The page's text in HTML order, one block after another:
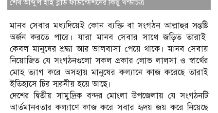
শেখ আব্দুল হাই ব্লাড ফাউন্ডেশনের কিছু খন্ডচিত্র
মানব সেবার মধ্যদিয়েই কোন ব্যক্তি বা সংগঠন আল্লাহুর সন্তষ্টি
অর্জন করতে পারে। যারা মানব সেবার সাথে জড়িত তারাই
কেবল মানুষের শ্রদ্ধা আর ভালবাসা পেয়ে থাকে। মানব সেবায়
নিয়োজিত যে সংগঠনগুলো সকল প্রকার লোভ লালসা ও স্বার্থের
মোহ ত্যাগ করে অসহায় মানুষের কল্যানে কাজ করেছে তারাই
ইতিহাসে চির স্মরনীয় হয়ে আছে।
দেশের দ্বিতীয় সামুদ্রিক বন্দর মোংলা উপজেলায় যে সংগঠনটি
আর্তমানবতার কল্যাণে কাজ করে সবার হৃদয় জয় করে নিয়েছে